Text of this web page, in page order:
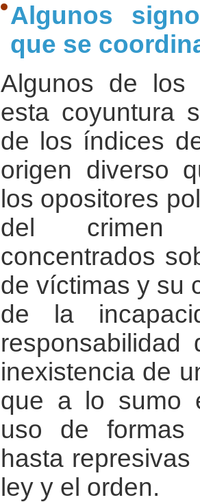
Algunos
que se
Algunos de los
esta coyuntura
de los índices
origen diverso
los opositores
del crimen
concentrados
de víctimas y su
de la
inexistencia de
que a lo sumo
uso de formas
hasta
ley y el orden.